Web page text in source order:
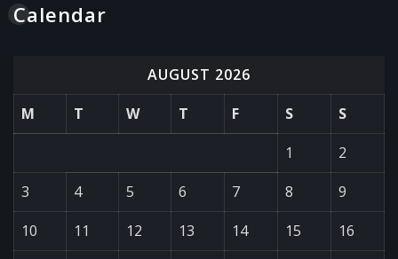
Calendar
AUGUST 2026
M
T W T F S
S
1
2
3
4 5 6 7 8
9
10
11 12 13 14 15
16